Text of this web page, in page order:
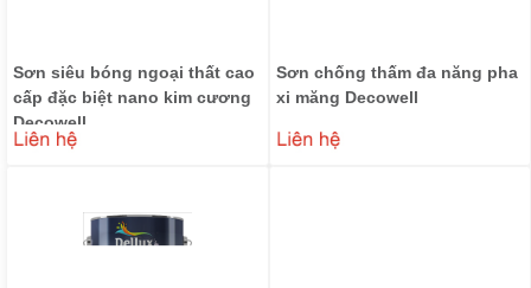
Sơn siêu bóng ngoại thất cao
cấp đặc biệt nano kim cương
Decowell
0₫
Sơn chống thấm đa năng pha
xi măng Decowell
0₫